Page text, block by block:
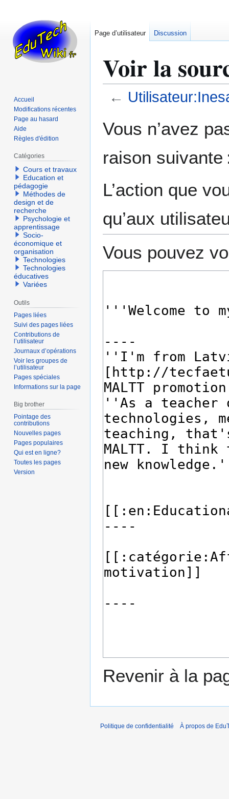
Voir la
←
à
navigation
à
recherche
Vous n’avez
raison suivante
L’action que
qu’aux
Vous pouvez
Revenir à la
Page d’utilisateur Discussion
Accueil
Modifications récentes
Page au hasard
Aide
Règles d'édition
Catégories
Cours et travaux
Education et
pédagogie
Méthodes de
design et de
recherche
Psychologie et
apprentissage
Socio-
économique et
organisation
Technologies
Technologies
éducatives
Variées
Outils
Pages liées
Suivi des pages liées
Contributions de
l’utilisateur
Journaux d’opérations
Voir les groupes de
l’utilisateur
Pages spéciales
Informations sur la page
Big brother
Pointage des
contributions
Nouvelles pages
Pages populaires
Qui est en ligne?
Toutes les pages
Version
Politique de confidentialité À propos de